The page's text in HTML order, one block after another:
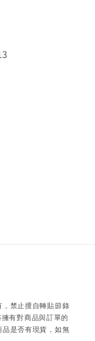
禁止擅自轉貼節錄
有對商品與訂單的
是否有現貨，如無